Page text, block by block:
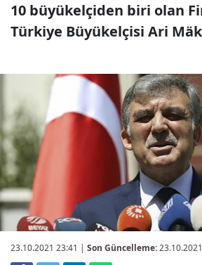
10 büyükelçiden biri olan
Türkiye Büyükelçisi Ari
23.10.2021 23:41 | Son Güncelleme: